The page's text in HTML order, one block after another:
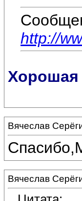
http://
Хорошая
Вячеслав
Вячеслав